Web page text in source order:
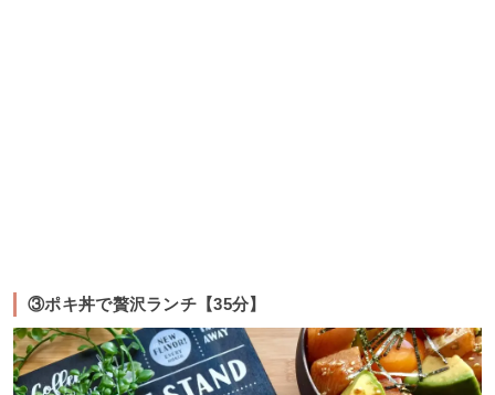
③ポキ丼で贅沢ランチ【35分】